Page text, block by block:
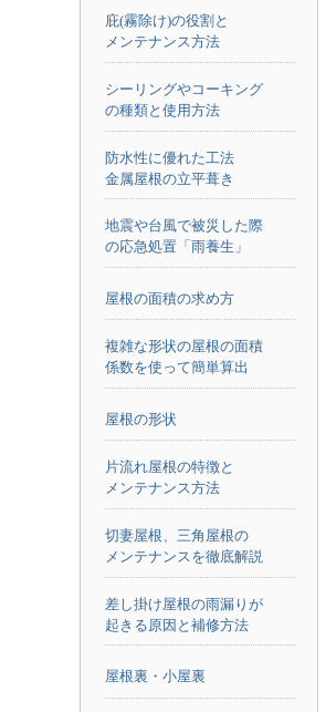
庇(霧除け)の役割と
メンテナンス方法
シーリングやコーキング
の種類と使用方法
防水性に優れた工法
金属屋根の立平葺き
地震や台風で被災した際
の応急処置「雨養生」
屋根の面積の求め方
複雑な形状の屋根の面積
係数を使って簡単算出
屋根の形状
片流れ屋根の特徴と
メンテナンス方法
切妻屋根、三角屋根の
メンテナンスを徹底解説
差し掛け屋根の雨漏りが
起きる原因と補修方法
屋根裏・小屋裏